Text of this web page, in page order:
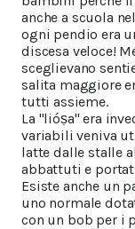
anche a scuola
ogni pendio era
discesa veloce!
sceglievano
salita maggiore
tutti assieme.
La "lióṣa" era
variabili veniva
latte dalle stalle
abbattuti e
Esiste anche un
uno normale
con un bob per i